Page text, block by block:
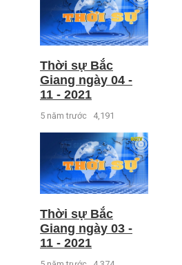
Thời sự Bắc
Giang ngày 04 -
11 - 2021
5 năm trước 4,191
Thời sự Bắc
Giang ngày 03 -
11 - 2021